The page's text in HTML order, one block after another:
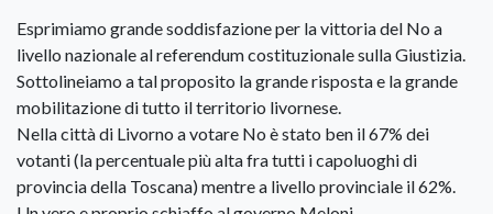
Esprimiamo grande soddisfazione per la vittoria del No a
livello nazionale al referendum costituzionale sulla Giustizia.
Sottolineiamo a tal proposito la grande risposta e la grande
mobilitazione di tutto il territorio livornese.
Nella città di Livorno a votare No è stato ben il 67% dei
votanti (la percentuale più alta fra tutti i capoluoghi di
provincia della Toscana) mentre a livello provinciale il 62%.